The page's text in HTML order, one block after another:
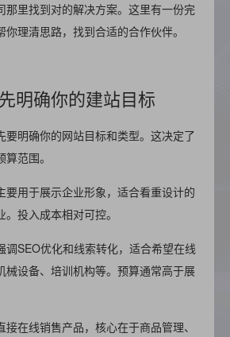
那里找到对的解决方案。这里有一份完
理清思路，找到合适的合作伙伴。
明确你的建站目标
要明确你的网站目标和类型。这决定了
范围。
要用于展示企业形象，适合看重设计的
投入成本相对可控。
调SEO优化和线索转化，适合希望在线
械设备、培训机构等。预算通常高于展
接在线销售产品，核心在于商品管理、